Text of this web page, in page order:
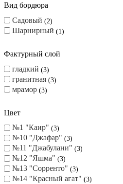
Вид бордюра
Садовый
2
Шарнирный 1
Фактурный слой
гладкий
3
гранитная 3
мрамор 3
Цвет
№1 "Каир"
3
№10 "Джафар" 3
№11 "Джабулани" 3
№12 "Яшма" 3
№13 "Сорренто" 3
№14 "Красный агат" 3